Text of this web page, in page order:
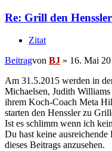
Re: Grill den Henssler
Zitat
Beitragvon BJ » 16. Mai
Am 31.5.2015 werden in
Michaelsen, Judith
ihrem Koch-Coach Meta
starten den Henssler zu
Ist es schlimm wenn ich
Du hast keine
dieses Beitrags anzusehen.